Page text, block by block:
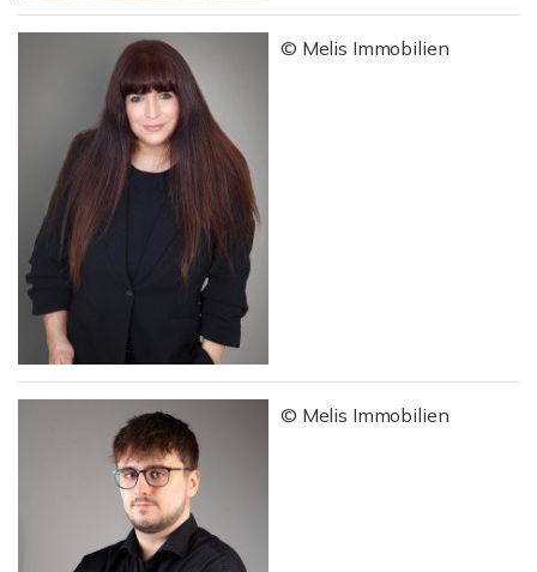
© Melis Immobilien
© Melis Immobilien